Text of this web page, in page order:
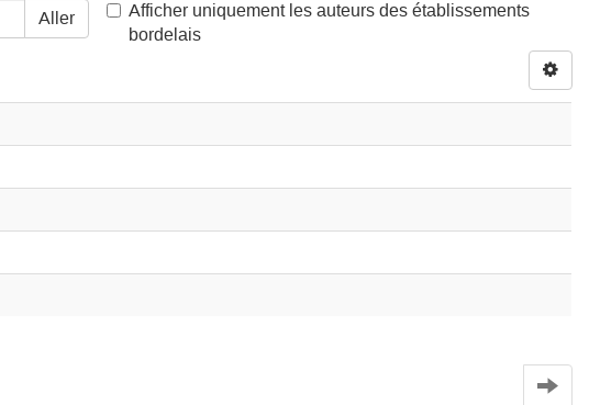
Aller
Afficher uniquement les auteurs des établissements
bordelais